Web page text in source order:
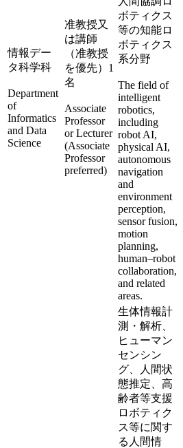
情報デー
タ科学科
Department
of
Informatics
and Data
Science
准教授又
は講師
（准教授
を優先）1
名
Associate
Professor
or Lecturer
(Associate
Professor
preferred)
ボティクス
等の知能ロ
ボティクス
系分野
The field of
intelligent
robotics,
including
robot AI,
physical AI,
autonomous
navigation
and
environment
perception,
sensor fusion,
motion
planning,
human–robot
collaboration,
and related
areas.
生体情報計
測・解析、
ヒューマン
センシン
グ、人間状
態推定、高
齢者等支援
ロボティク
ス等に関す
る人間情